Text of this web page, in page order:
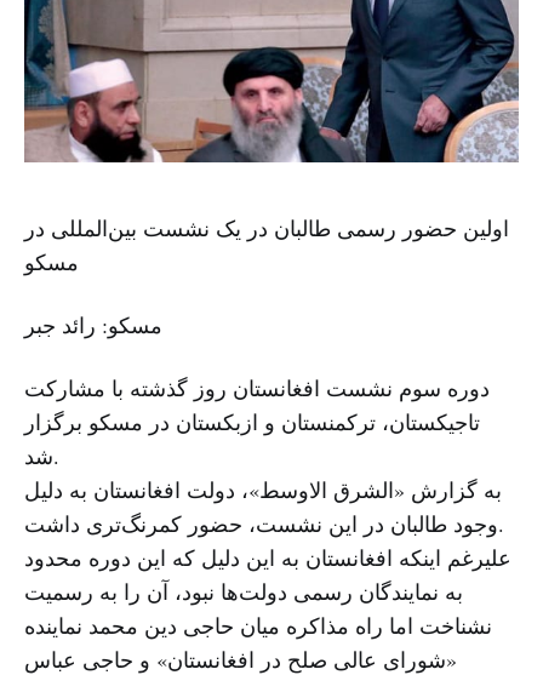
اولین حضور رسمی طالبان در یک نشست بین‌المللی در
مسکو
مسکو: رائد جبر
دوره سوم نشست افغانستان روز گذشته با مشارکت
تاجیکستان، ترکمنستان و ازبکستان در مسکو برگزار
شد.
به گزارش «الشرق الاوسط»، دولت افغانستان به دلیل
وجود طالبان در این نشست، حضور کمرنگ‌تری داشت.
علیرغم اینکه افغانستان به این دلیل که این دوره محدود
به نمایندگان رسمی دولت‌ها نبود، آن را به رسمیت
نشناخت اما راه مذاکره میان حاجی دین محمد نماینده
«شورای عالی صلح در افغانستان» و حاجی عباس